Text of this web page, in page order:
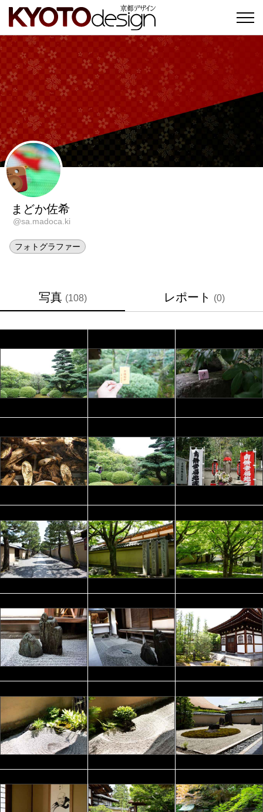
まどか佐希
@sa.madoca.ki
フォトグラファー
写真 (108) レポート (0)